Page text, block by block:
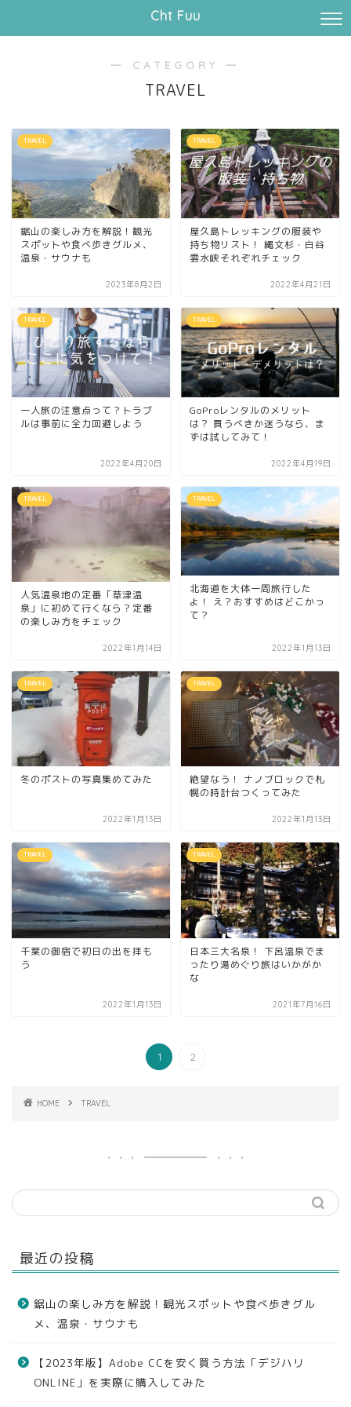
Cht Fuu
― CATEGORY ―
TRAVEL
TRAVEL
鋸山の楽しみ方を解説！観光
スポットや食べ歩きグルメ、
温泉・サウナも
2023年8月2日
TRAVEL
屋久島トレッキングの服装や
持ち物リスト！ 縄文杉・白谷
雲水峡それぞれチェック
2022年4月21日
TRAVEL
一人旅の注意点って？トラブ
ルは事前に全力回避しよう
2022年4月20日
TRAVEL
GoProレンタルのメリット
は？ 買うべきか迷うなら、ま
ずは試してみて！
2022年4月19日
TRAVEL
人気温泉地の定番「草津温
泉」に初めて行くなら？定番
の楽しみ方をチェック
2022年1月14日
TRAVEL
北海道を大体一周旅行した
よ！ え？おすすめはどこかっ
て？
2022年1月13日
TRAVEL
冬のポストの写真集めてみた
2022年1月13日
TRAVEL
絶望なう！ ナノブロックで札
幌の時計台つくってみた
2022年1月13日
TRAVEL
千葉の御宿で初日の出を拝も
う
2022年1月13日
TRAVEL
日本三大名泉！ 下呂温泉でま
ったり湯めぐり旅はいかがか
な
2021年7月16日
1 2
HOME TRAVEL
最近の投稿
鋸山の楽しみ方を解説！観光スポットや食べ歩きグル
メ、温泉・サウナも
【2023年版】Adobe CCを安く買う方法「デジハリ
ONLINE」を実際に購入してみた